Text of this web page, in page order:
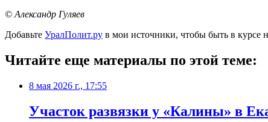
© Александр Гуляев
Добавьте УралПолит.ру в мои источники, чтобы быть в курсе
Читайте еще материалы по этой теме:
8 мая 2026 г., 17:55
Участок развязки у «Калины» в